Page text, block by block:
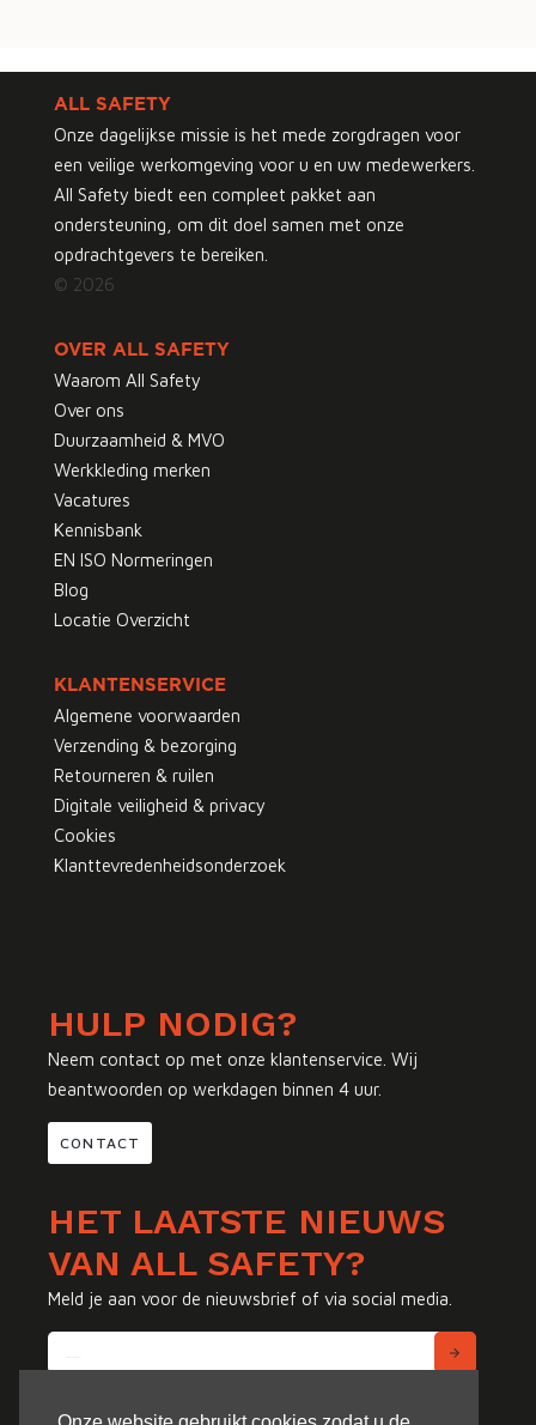
ALL SAFETY
Onze dagelijkse missie is het mede zorgdragen voor
een veilige werkomgeving voor u en uw medewerkers.
All Safety biedt een compleet pakket aan
ondersteuning, om dit doel samen met onze
opdrachtgevers te bereiken.
© 2026
OVER ALL SAFETY
Waarom All Safety
Over ons
Duurzaamheid & MVO
Werkkleding merken
Vacatures
Kennisbank
EN ISO Normeringen
Blog
Locatie Overzicht
KLANTENSERVICE
Algemene voorwaarden
Verzending & bezorging
Retourneren & ruilen
Digitale veiligheid & privacy
Cookies
Klanttevredenheidsonderzoek
HULP NODIG?
Neem contact op met onze klantenservice. Wij
beantwoorden op werkdagen binnen 4 uur.
CONTACT
HET LAATSTE NIEUWS
VAN ALL SAFETY?
Meld je aan voor de nieuwsbrief of via social media.